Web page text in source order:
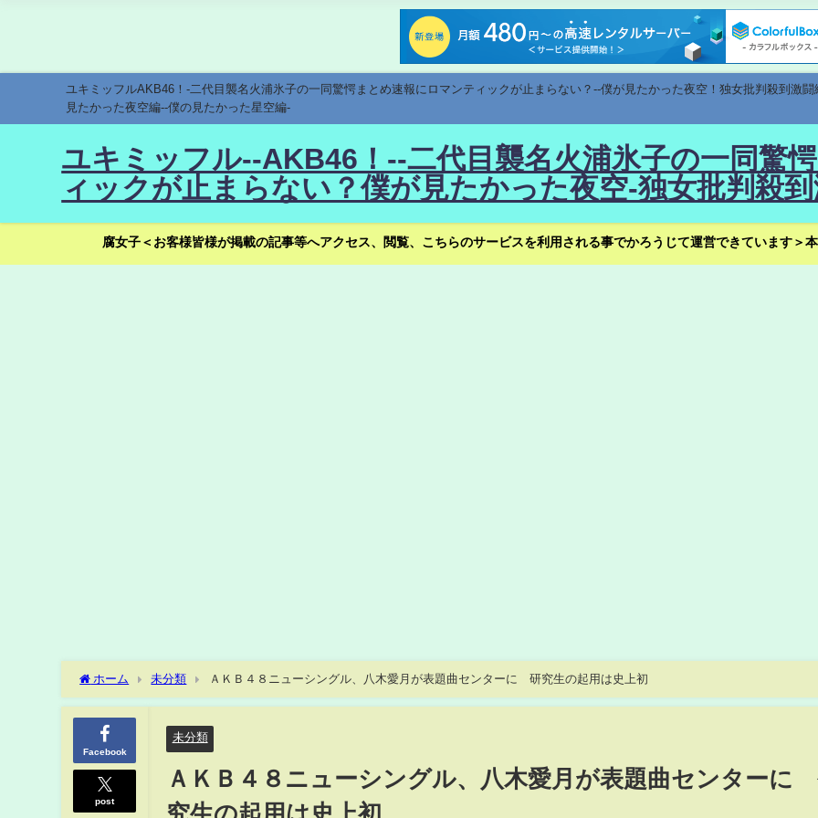
ユキミッフルAKB46！-二代目襲名火浦氷子の一同驚愕まとめ速報にロマンティックが止まらない？--僕が見たかった夜空！独女批判殺到激
見たかった夜空編--僕の見たかった星空編-
ユキミッフル--AKB46！--二代目襲名火浦氷子の一同驚
ィックが止まらない？僕が見たかった夜空-独女批判殺
腐女子＜お客様皆様が掲載の記事等へアクセス、閲覧、こちらのサービスを利用される事でかろうじて運営できています＞
ホーム 未分類 ＡＫＢ４８ニューシングル、八木愛月が表題曲センターに 研究生の起用は史上初
Facebook
post
未分類
ＡＫＢ４８ニューシングル、八木愛月が表題曲センターに
究生の起用は史上初